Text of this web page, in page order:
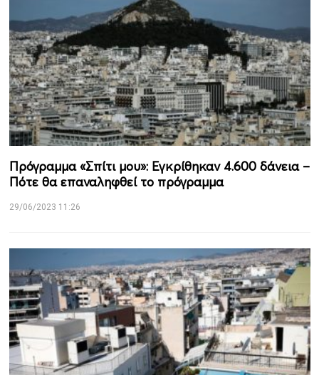
Πρόγραμμα «Σπίτι μου»: Εγκρίθηκαν 4.600 δάνεια –
Πότε θα επαναληφθεί το πρόγραμμα
29/06/2023 11:26